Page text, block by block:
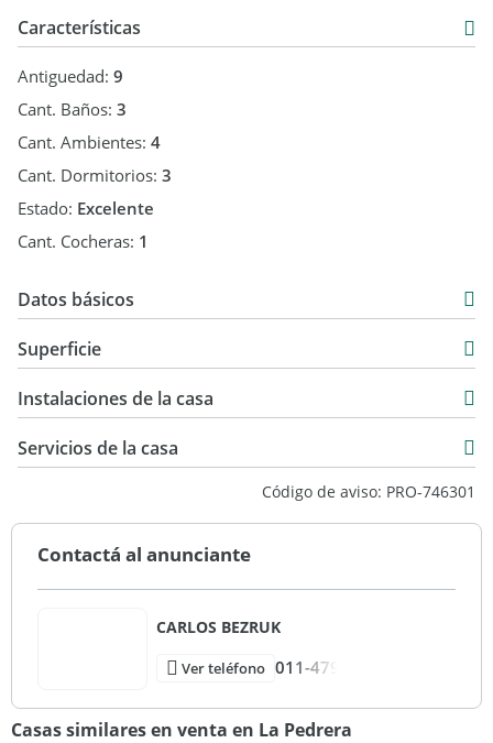
Horario: Lunes a Viernes de 9 a 13 o 14 a 18 hs y Sábados 9 a
13 hs.
CUCICBA Mat. 5952
Características
Antiguedad: 9
Cant. Baños: 3
Cant. Ambientes: 4
Cant. Dormitorios: 3
Estado: Excelente
Cant. Cocheras: 1
Datos básicos
USD 250.000
Superficie
202 m2
42 m2
Instalaciones de la casa
Servicios de la casa
Código de aviso: PRO-746301
Contactá al anunciante
CARLOS BEZRUK
Ver teléfono 011-479
Casas similares en venta en La Pedrera